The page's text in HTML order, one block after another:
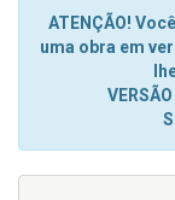
ATENÇÃO!
uma obra em